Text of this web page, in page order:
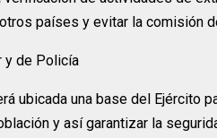
países y evitar la comisión
y de Policía
ubicada una base del
y así garantizar la